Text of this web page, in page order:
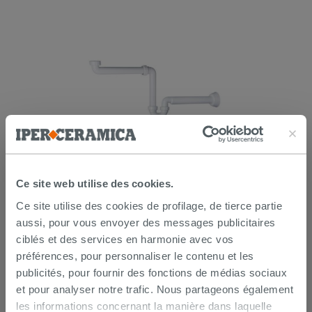
Ce site web utilise des cookies.
Ce site utilise des cookies de profilage, de tierce partie
aussi, pour vous envoyer des messages publicitaires
ciblés et des services en harmonie avec vos
préférences, pour personnaliser le contenu et les
publicités, pour fournir des fonctions de médias sociaux
et pour analyser notre trafic. Nous partageons également
les informations concernant la manière dans laquelle
12,90 € /PC
AJOUTER AU PANIER